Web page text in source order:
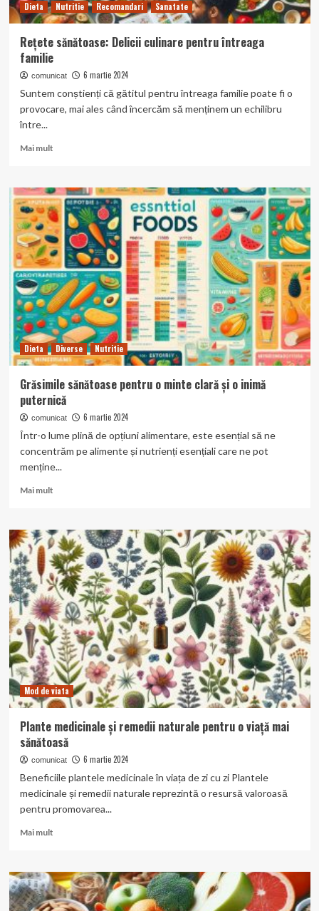
Dieta Nutritie Recomandari Sanatate
Rețete sănătoase: Delicii culinare pentru întreaga
familie
comunicat 6 martie 2024
Suntem conștienți că gătitul pentru întreaga familie poate fi o
provocare, mai ales când încercăm să menținem un echilibru
între...
Mai multRead
Rețete
sănătoase:
Delicii
culinare
pentru
întreaga
familie
Dieta Diverse Nutritie
Grăsimile sănătoase pentru o minte clară și o inimă
puternică
comunicat 6 martie 2024
Într-o lume plină de opțiuni alimentare, este esențial să ne
concentrăm pe alimente și nutrienți esențiali care ne pot
menține...
Mai multRead
Grăsimile
sănătoase
pentru
o
minte
clară
și
o
inimă
puternică
Mod de viata
Plante medicinale și remedii naturale pentru o viață mai
sănătoasă
comunicat 6 martie 2024
Beneficiile plantele medicinale în viața de zi cu zi Plantele
medicinale și remedii naturale reprezintă o resursă valoroasă
pentru promovarea...
Mai multRead
Plante
medicinale
și